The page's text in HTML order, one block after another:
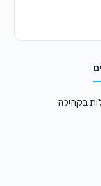
בקהילה